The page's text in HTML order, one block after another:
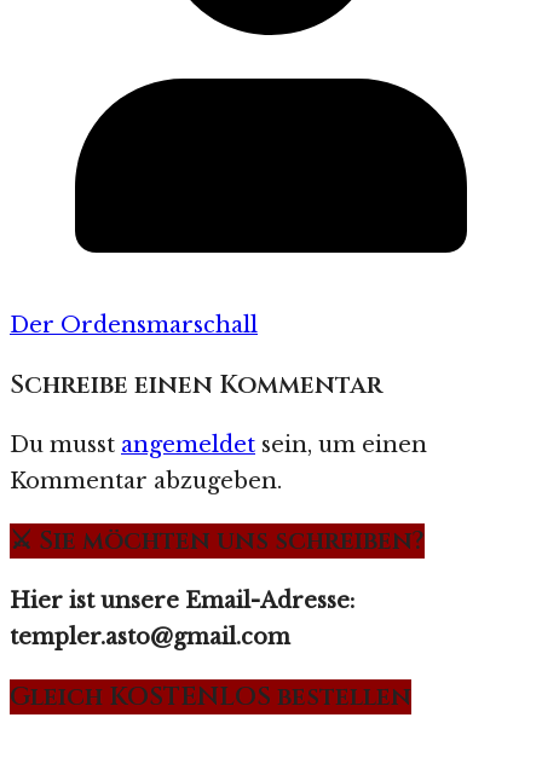
Der Ordensmarschall
Schreibe einen Kommentar
Du musst angemeldet sein, um einen
Kommentar abzugeben.
⚔️ Sie möchten uns schreiben?
Hier ist unsere Email-Adresse:
templer.asto@gmail.com
Gleich KOSTENLOS bestellen